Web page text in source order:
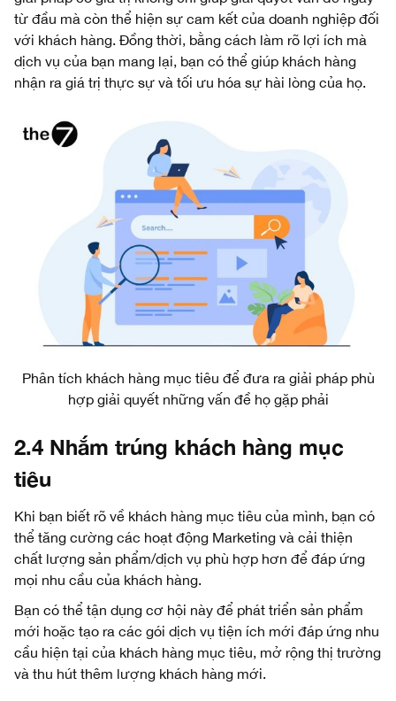
từ đầu mà còn thể hiện sự cam kết của doanh nghiệp đối
với khách hàng. Đồng thời, bằng cách làm rõ lợi ích mà
dịch vụ của bạn mang lại, bạn có thể giúp khách hàng
nhận ra giá trị thực sự và tối ưu hóa sự hài lòng của họ.
Phân tích khách hàng mục tiêu để đưa ra giải pháp phù
hợp giải quyết những vấn đề họ gặp phải
2.4 Nhắm trúng khách hàng mục
tiêu
Khi bạn biết rõ về khách hàng mục tiêu của mình, bạn có
thể tăng cường các hoạt động Marketing và cải thiện
chất lượng sản phẩm/dịch vụ phù hợp hơn để đáp ứng
mọi nhu cầu của khách hàng.
Bạn có thể tận dụng cơ hội này để phát triển sản phẩm
mới hoặc tạo ra các gói dịch vụ tiện ích mới đáp ứng nhu
cầu hiện tại của khách hàng mục tiêu, mở rộng thị trường
và thu hút thêm lượng khách hàng mới.